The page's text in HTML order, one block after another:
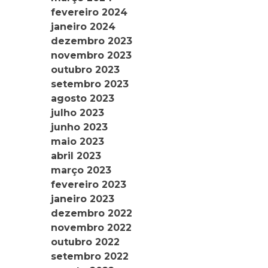
fevereiro 2024
janeiro 2024
dezembro 2023
novembro 2023
outubro 2023
setembro 2023
agosto 2023
julho 2023
junho 2023
maio 2023
abril 2023
março 2023
fevereiro 2023
janeiro 2023
dezembro 2022
novembro 2022
outubro 2022
setembro 2022